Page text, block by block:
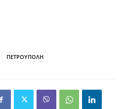
ΠΕΤΡΟΥΠΟΛΗ